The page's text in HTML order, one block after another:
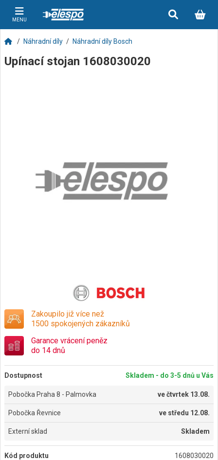
MENU
Náhradní díly Náhradní díly Bosch
Upínací stojan 1608030020
Zakoupilo již více než
1500 spokojených zákazníků
Garance vrácení peněz
do 14 dnů
Dostupnost Skladem - do 3-5 dnů u Vás
Pobočka Praha 8 - Palmovka večtvrtek 13.08.
Pobočka Řevnice ve středu 12.08.
Externí sklad Skladem
Kód produktu 1608030020